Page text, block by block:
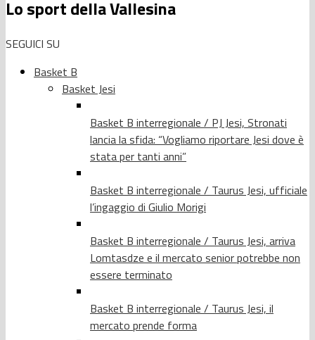
Lo sport della Vallesina
SEGUICI SU
Basket B
Basket Jesi
Basket B interregionale / PJ Jesi, Stronati
lancia la sfida: “Vogliamo riportare Jesi dove è
stata per tanti anni”
Basket B interregionale / Taurus Jesi, ufficiale
l’ingaggio di Giulio Morigi
Basket B interregionale / Taurus Jesi, arriva
Lomtasdze e il mercato senior potrebbe non
essere terminato
Basket B interregionale / Taurus Jesi, il
mercato prende forma